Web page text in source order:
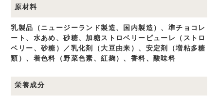
原材料
乳製品（ニュージーランド製造、国内製造）、準チョコレ
ート、水あめ、砂糖、加糖ストロベリーピューレ（ストロ
ベリー、砂糖）／乳化剤（大豆由来）、安定剤（増粘多糖
類）、着色料（野菜色素、紅麹）、香料、酸味料
栄養成分